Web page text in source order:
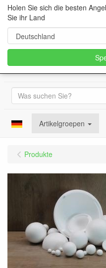
Artikelgroepen
Produkte
Holen Sie sich die besten
Sie ihr Land